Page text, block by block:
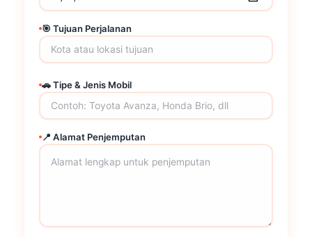
🎯 Tujuan Perjalanan
🚗 Tipe & Jenis Mobil
📍 Alamat Penjemputan